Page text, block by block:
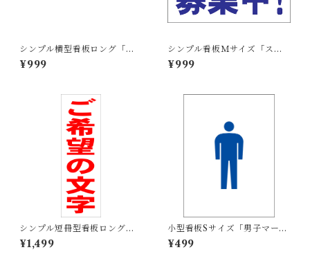
シンプル横型看板ロング「出
口 左矢印(青)」【駐車場】屋
外可
¥999
シンプル看板Ｍサイズ「スタ
ッフ募集中」【工場・現場】
屋外可
¥999
シンプル短冊型看板ロング
「ご希望の文字（赤）」【オ
リジナル・オーダー】屋外可
¥1,499
小型看板Sサイズ「男子マーク
（青）」 屋外可【その他・マ
ーク】
¥499